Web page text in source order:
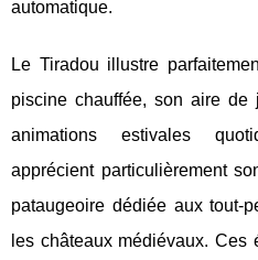
automatique.
Le Tiradou illustre
piscine chauffée, son aire de
animations estivales
apprécient particulièrement
pataugeoire dédiée aux tout-
les châteaux médiévaux. Ces